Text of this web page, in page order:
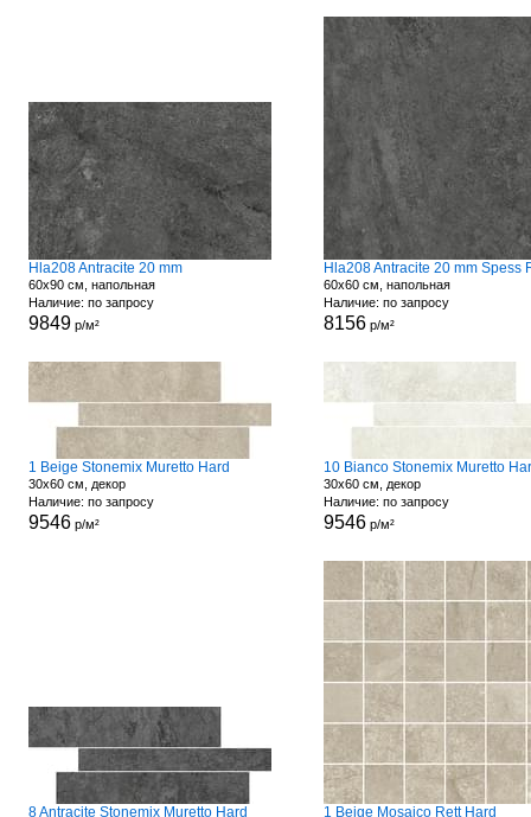
Hla208 Antracite 20 mm
60x90 см, напольная
Наличие: по запросу
9849р/м²
60x60 см, напольная
Наличие: по запросу
8156р/м²
1 Beige Stonemix Muretto Hard
30x60 см, декор
Наличие: по запросу
9546р/м²
10 Bianco Stonemix Muretto
30x60 см, декор
Наличие: по запросу
9546р/м²
8 Antracite Stonemix Muretto Hard 1 Beige Mosaico Rett Hard